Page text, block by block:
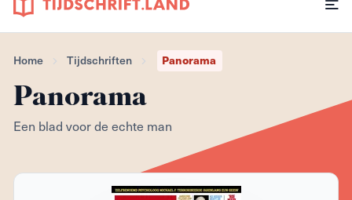
Home Tijdschriften Panorama
Panorama
Een blad voor de echte man